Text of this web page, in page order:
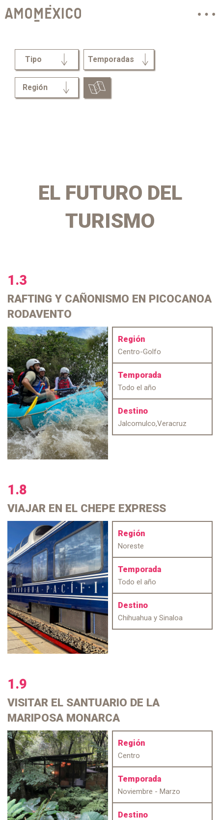
Tipo Temporadas
Región
EL FUTURO DEL
TURISMO
1.3
RAFTING Y CAÑONISMO EN PICOCANOA
RODAVENTO
Región
Centro-Golfo
Temporada
Todo el año
Destino
Jalcomulco,Veracruz
1.8
VIAJAR EN EL CHEPE EXPRESS
Región
Noreste
Temporada
Todo el año
Destino
Chihuahua y Sinaloa
1.9
VISITAR EL SANTUARIO DE LA
MARIPOSA MONARCA
Región
Centro
Temporada
Noviembre - Marzo
Destino